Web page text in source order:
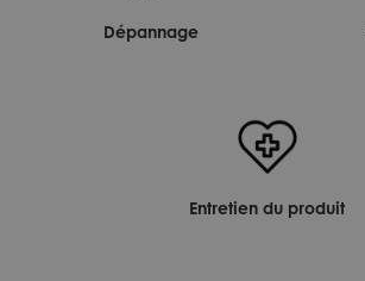
Dépannage
Entretien du produit